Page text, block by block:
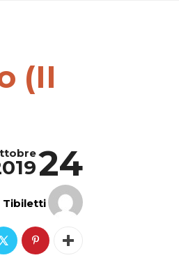
(II
24
Tibiletti